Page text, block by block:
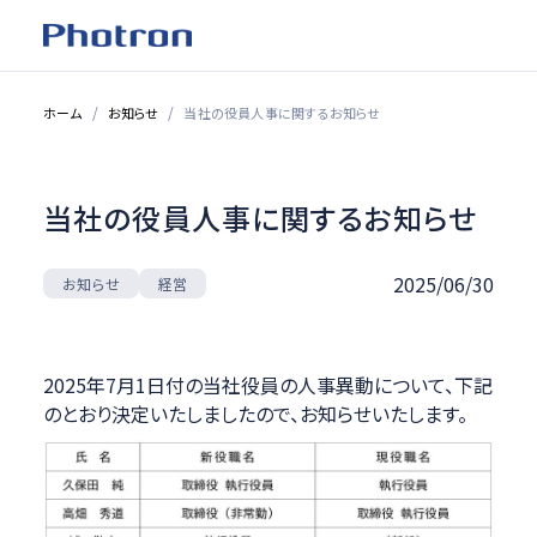
ホーム お知らせ 当社の役員人事に関するお知らせ
当社の役員人事に関するお知らせ
お知らせ 経営 2025/06/30
2025年7月1日付の当社役員の人事異動について、下記
のとおり決定いたしましたので、お知らせいたします。